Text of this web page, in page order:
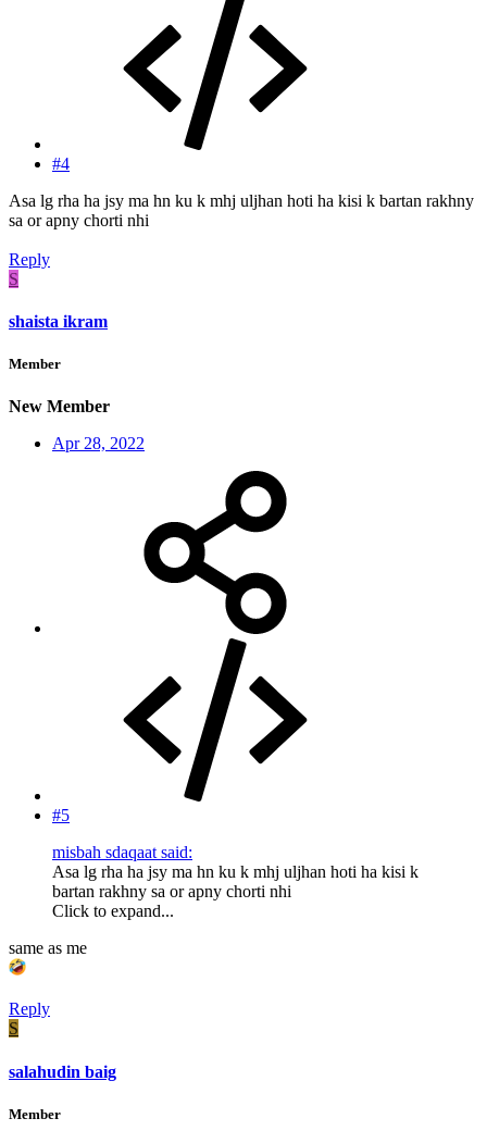
#4
Asa lg rha ha jsy ma hn ku k mhj uljhan hoti ha kisi k bartan rakhny
sa or apny chorti nhi
Reply
S
shaista ikram
Member
New Member
Apr 28, 2022
#5
misbah sdaqaat said:
Asa lg rha ha jsy ma hn ku k mhj uljhan hoti ha kisi k
bartan rakhny sa or apny chorti nhi
Click to expand...
same as me
Reply
S
salahudin baig
Member